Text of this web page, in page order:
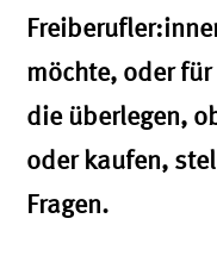
möchte, oder
die überlegen,
oder kaufen,
Fragen.